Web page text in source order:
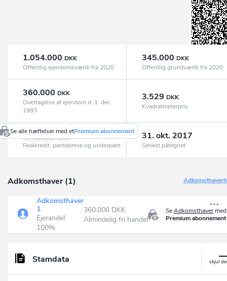
1.054.000 DKK
Offentlig ejendomsværdi fra 2020
345.000 DKK
Offentlig grundværdi fra 2020
360.000 DKK
Overtagelse af ejendom d. 1. dec.
1993
3.529 DKK
Kvadratmeterpris
370.000
Se alle hæftelser med etPremium abonnement
Realkredit, pantebreve og underpant
31. okt. 2017
Senest påtegnet
Adkomsthaver (1)
SeAdkomsthaver
Premium abonnement
Adkomsthaver
1
Ejerandel:
100%
360.000 DKK
Almindelig fri handel
Stamdata